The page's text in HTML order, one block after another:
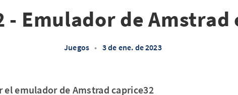
- Emulador de Amstrad
Juegos • 3 de ene. de 2023
emulador de Amstrad caprice32